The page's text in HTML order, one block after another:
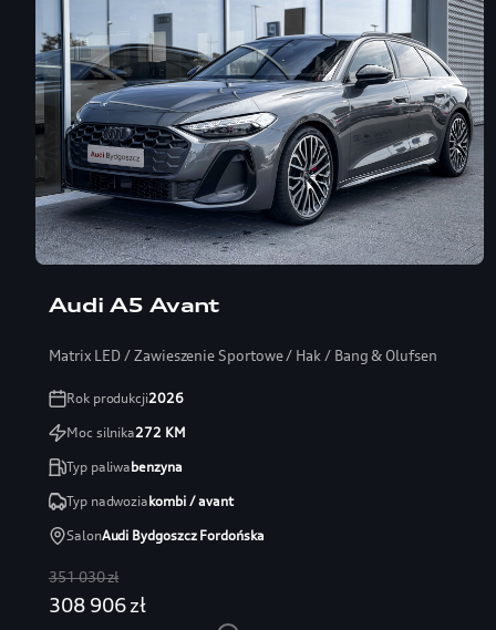
Audi A5 Avant
Matrix LED / Zawieszenie Sportowe / Hak / Bang & Olufsen
Rok produkcji2026
Moc silnika272 KM
Typ paliwabenzyna
Typ nadwoziakombi / avant
SalonAudi Bydgoszcz Fordońska
351 030 zł
308 906 zł